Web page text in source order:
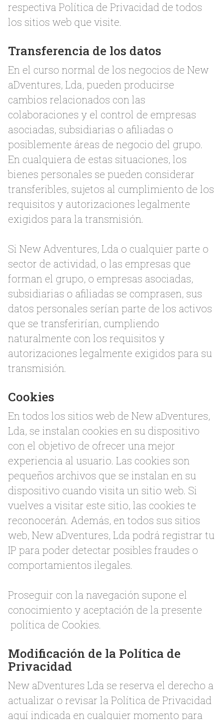
respectiva Política de Privacidad de todos
los sitios web que visite.
Transferencia de los datos
En el curso normal de los negocios de New
aDventures, Lda, pueden producirse
cambios relacionados con las
colaboraciones y el control de empresas
asociadas, subsidiarias o afiliadas o
posiblemente áreas de negocio del grupo.
En cualquiera de estas situaciones, los
bienes personales se pueden considerar
transferibles, sujetos al cumplimiento de los
requisitos y autorizaciones legalmente
exigidos para la transmisión.
Si New Adventures, Lda o cualquier parte o
sector de actividad, o las empresas que
forman el grupo, o empresas asociadas,
subsidiarias o afiliadas se comprasen, sus
datos personales serían parte de los activos
que se transferirían, cumpliendo
naturalmente con los requisitos y
autorizaciones legalmente exigidos para su
transmisión.
Cookies
En todos los sitios web de New aDventures,
Lda, se instalan cookies en su dispositivo
con el objetivo de ofrecer una mejor
experiencia al usuario. Las cookies son
pequeños archivos que se instalan en su
dispositivo cuando visita un sitio web. Si
vuelves a visitar este sitio, las cookies te
reconocerán. Además, en todos sus sitios
web, New aDventures, Lda podrá registrar tu
IP para poder detectar posibles fraudes o
comportamientos ilegales.
Proseguir con la navegación supone el
conocimiento y aceptación de la presente
política de Cookies.
Modificación de la Política de
Privacidad
New aDventures Lda se reserva el derecho a
actualizar o revisar la Política de Privacidad
aquí indicada en cualquier momento para